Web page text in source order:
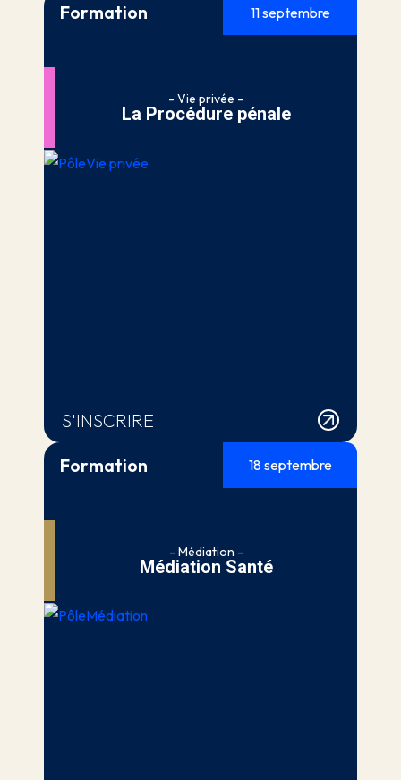
Formation 11 septembre
- Vie privée -
La Procédure pénale
S'INSCRIRE
Formation
18 septembre
- Médiation -
Médiation Santé